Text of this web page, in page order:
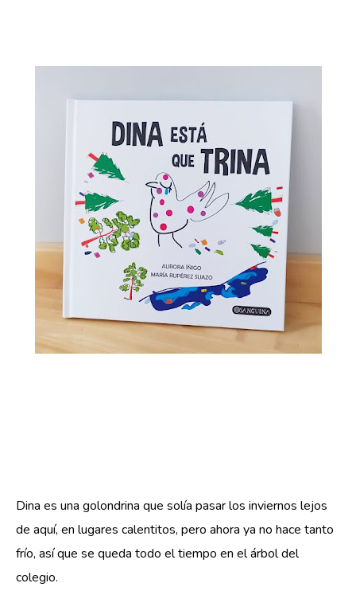
Dina es una golondrina que solía pasar los inviernos lejos
de aquí, en lugares calentitos, pero ahora ya no hace tanto
frío, así que se queda todo el tiempo en el árbol del
colegio.